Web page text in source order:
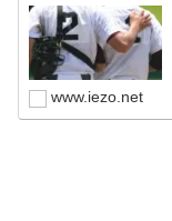
www.iezo.net